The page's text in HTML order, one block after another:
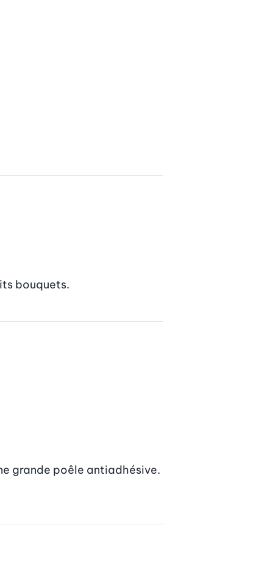
bouquets.
grande poêle antiadhésive.